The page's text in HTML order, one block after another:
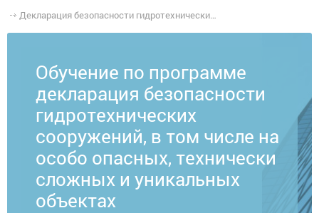
Декларация безопасности гидротехнических сооружений, в том числе на особо опасных, технически сложных и уникальных объектах
Обучение по программе
декларация безопасности
гидротехнических
сооружений, в том числе на
особо опасных, технически
сложных и уникальных
объектах